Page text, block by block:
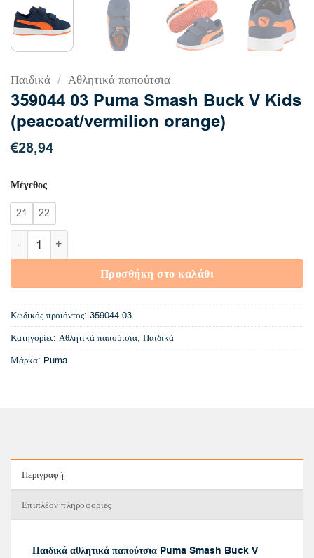
Παιδικά / Αθλητικά παπούτσια
359044 03 Puma Smash Buck V Kids
(peacoat/vermilion orange)
€28,94
Μέγεθος
21 22
359044 03 Puma Smash Buck V Kids (peacoat/vermilion
Προσθήκη στο καλάθι
Κωδικός προϊόντος: 359044 03
Κατηγορίες: Αθλητικά παπούτσια, Παιδικά
Μάρκα: Puma
Περιγραφή
Επιπλέον πληροφορίες
Παιδικά αθλητικά παπούτσια Puma Smash Buck V